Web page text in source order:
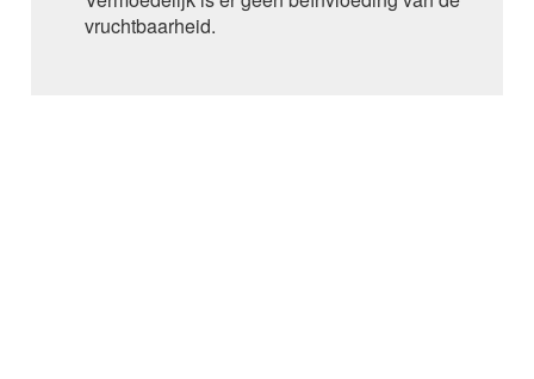
AMISULPRIDE
vruchtbaarheid.